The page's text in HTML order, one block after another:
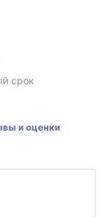
срок
и оценки